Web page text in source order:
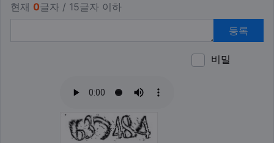
현재 0글자 / 15글자 이하
등록
비밀